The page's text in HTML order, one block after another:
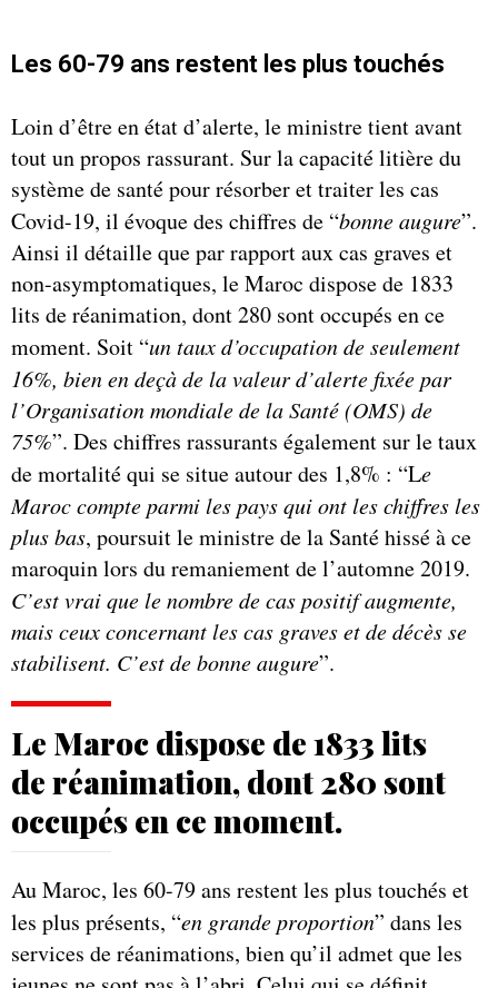
Les 60-79 ans restent les plus touchés
Loin d’être en état d’alerte, le ministre tient avant
tout un propos rassurant. Sur la capacité litière du
système de santé pour résorber et traiter les cas
Covid-19, il évoque des chiffres de “bonne augure”.
Ainsi il détaille que par rapport aux cas graves et
non-asymptomatiques, le Maroc dispose de 1833
lits de réanimation, dont 280 sont occupés en ce
moment. Soit “un taux d’occupation de seulement
16%, bien en deçà de la valeur d’alerte fixée par
l’Organisation mondiale de la Santé (OMS) de
75%”. Des chiffres rassurants également sur le taux
de mortalité qui se situe autour des 1,8% : “Le
Maroc compte parmi les pays qui ont les chiffres les
plus bas, poursuit le ministre de la Santé hissé à ce
maroquin lors du remaniement de l’automne 2019.
C’est vrai que le nombre de cas positif augmente,
mais ceux concernant les cas graves et de décès se
stabilisent. C’est de bonne augure”.
Le Maroc dispose de 1833 lits
de réanimation, dont 280 sont
occupés en ce moment.
Au Maroc, les 60-79 ans restent les plus touchés et
les plus présents, “en grande proportion” dans les
services de réanimations, bien qu’il admet que les